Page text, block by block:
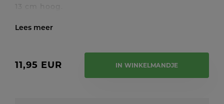
13 cm hoog.
11,95 EUR IN WINKELMANDJE